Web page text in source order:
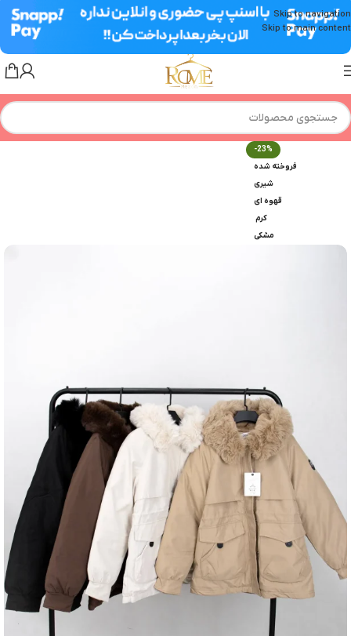
Skip to navigation
Skip to main content
-23%
فروخته شده
شیری
قهوه ای
کرم
مشکی